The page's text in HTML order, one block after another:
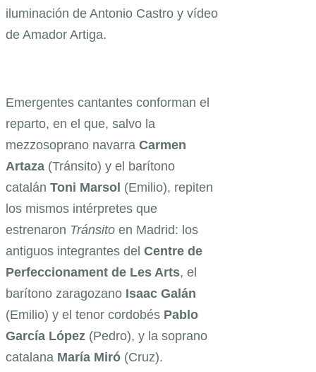
iluminación de Antonio Castro y vídeo
de Amador Artiga.
Emergentes cantantes conforman el
reparto, en el que, salvo la
mezzosoprano navarra Carmen
Artaza (Tránsito) y el barítono
catalán Toni Marsol (Emilio), repiten
los mismos intérpretes que
estrenaron Tránsito en Madrid: los
antiguos integrantes del Centre de
Perfeccionament de Les Arts, el
barítono zaragozano Isaac Galán
(Emilio) y el tenor cordobés Pablo
García López (Pedro), y la soprano
catalana María Miró (Cruz).